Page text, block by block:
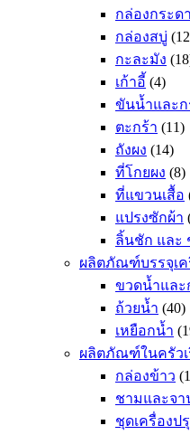
กล่องกระด
กล่องสบู่
กะละมัง
เก้าอี้ (4)
ขันน้ำและก
ตะกร้า (11)
ถังผง (14)
ที่โกยผง (8)
ที่แขวนเสื้อ
แปรงซักผ้า
ลิ้นชัก และ
ผลิตภัณฑ์บรรจุเค
ขวดน้ำและ
ถ้วยน้ำ (40)
เหยือกน้ำ
ผลิตภัณฑ์ในครัว
กล่องข้าว
ชามและจา
ชุดเครื่องป